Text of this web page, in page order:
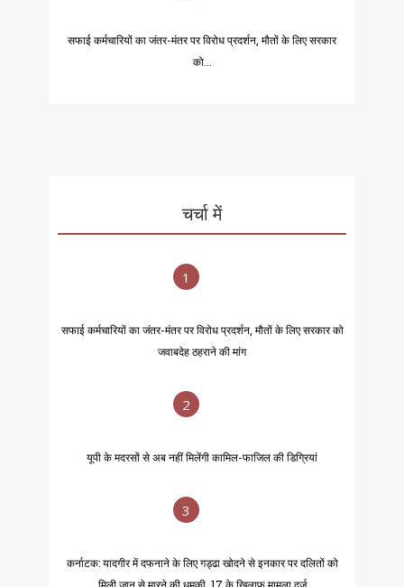
सफाई कर्मचारियों का जंतर-मंतर पर विरोध प्रदर्शन, मौतों के लिए सरकार
को...
चर्चा में
1
सफाई कर्मचारियों का जंतर-मंतर पर विरोध प्रदर्शन, मौतों के लिए सरकार को
जवाबदेह ठहराने की मांग
2
यूपी के मदरसों से अब नहीं मिलेंगी कामिल-फाजिल की डिग्रियां
3
कर्नाटक: यादगीर में दफनाने के लिए गड्ढा खोदने से इनकार पर दलितों को